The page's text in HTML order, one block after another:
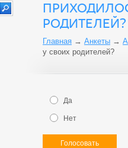
РОДИТЕЛЕЙ?
Главная → Анкеты →
у своих родителей?
Да
Нет
Голосовать